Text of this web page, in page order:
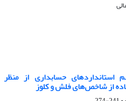
استانداردهای حسابداری از منظر
از شاخص‌های فلش و کلوز